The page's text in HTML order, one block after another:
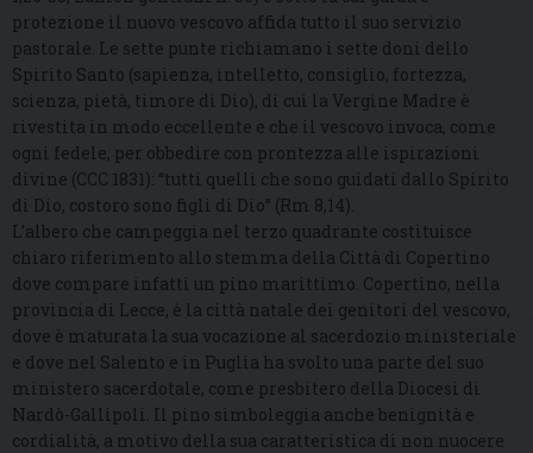
protezione il nuovo vescovo affida tutto il suo servizio
pastorale. Le sette punte richiamano i sette doni dello
Spirito Santo (sapienza, intelletto, consiglio, fortezza,
scienza, pietà, timore di Dio), di cui la Vergine Madre è
rivestita in modo eccellente e che il vescovo invoca, come
ogni fedele, per obbedire con prontezza alle ispirazioni
divine (CCC 1831): “tutti quelli che sono guidati dallo Spirito
di Dio, costoro sono figli di Dio” (Rm 8,14).
L’albero che campeggia nel terzo quadrante costituisce
chiaro riferimento allo stemma della Città di Copertino
dove compare infatti un pino marittimo. Copertino, nella
provincia di Lecce, è la città natale dei genitori del vescovo,
dove è maturata la sua vocazione al sacerdozio ministeriale
e dove nel Salento e in Puglia ha svolto una parte del suo
ministero sacerdotale, come presbitero della Diocesi di
Nardò-Gallipoli. Il pino simboleggia anche benignità e
cordialità, a motivo della sua caratteristica di non nuocere